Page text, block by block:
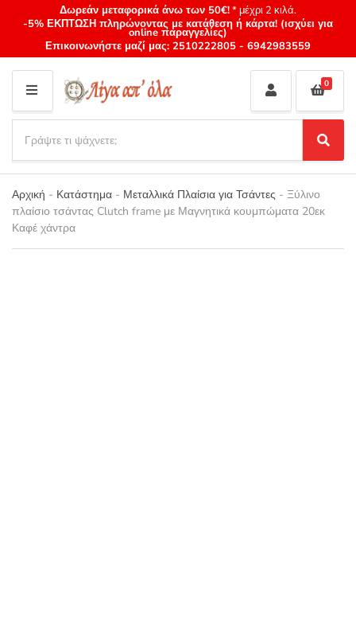
Δωρεάν μεταφορικά άνω των 50€!* μέχρι 2 κιλά.
-5% ΕΚΠΤΩΣΗ πληρώνοντας με κατάθεση ή κάρτα! (ισχύει για
online παραγγελίες)
Επικοινωνήστε μαζί μας: 2510222805 - 6942983559
M
E
N
U
Category
name
a
r
c
h
p
r
S
e
a
c
0
Αρχική - Κατάστημα - Μεταλλικά Πλαίσια για Τσάντες - Ξύλινο
πλαίσιο τσάντας Clutch frame με Μαγνητικά κουμπώματα 20εκ
Καφέ χάντρα